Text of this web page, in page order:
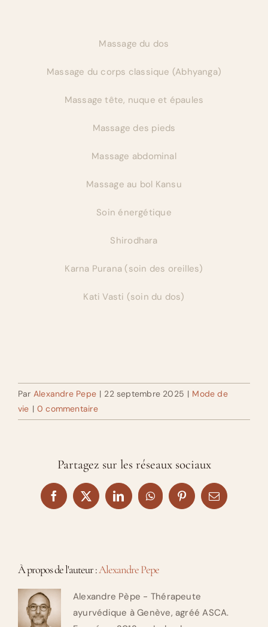
Massage du dos
Massage du corps classique (Abhyanga)
Massage tête, nuque et épaules
Massage des pieds
Massage abdominal
Massage au bol Kansu
Soin énergétique
Shirodhara
Karna Purana (soin des oreilles)
Kati Vasti (soin du dos)
Par Alexandre Pepe | 22 septembre 2025 | Mode de
vie | 0 commentaire
Partagez sur les réseaux sociaux
Facebook
X LinkedInWhatsAppPinterestEmail
À propos de l'auteur :Alexandre Pepe
Alexandre Pèpe - Thérapeute
ayurvédique à Genève, agréé ASCA.